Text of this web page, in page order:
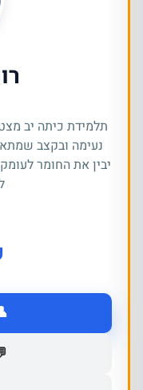
תלמידת כיתה יב
נעימה ובקצב
יבין את החומר